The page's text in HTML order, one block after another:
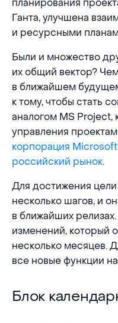
Ганта, улучшена
и ресурсными
Были и множество
их общий вектор?
в ближайшем
к тому, чтобы стать
аналогом MS Project,
управления
корпорация
российский рынок.
Для достижения цели
несколько шагов, и
в ближайших
изменений, который
несколько месяцев.
все новые функции
Блок календарного
Блок